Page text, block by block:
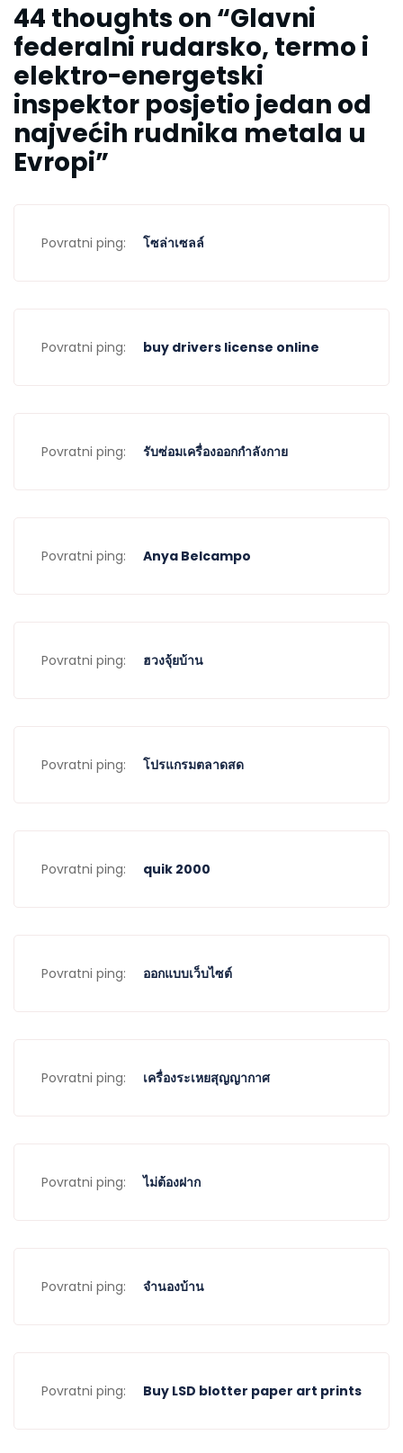
44 thoughts on “Glavni
federalni rudarsko, termo i
elektro-energetski
inspektor posjetio jedan od
najvećih rudnika metala u
Evropi”
Povratni ping: โซล่าเซลล์
Povratni ping: buy drivers license online
Povratni ping: รับซ่อมเครื่องออกกำลังกาย
Povratni ping: Anya Belcampo
Povratni ping: ฮวงจุ้ยบ้าน
Povratni ping: โปรแกรมตลาดสด
Povratni ping: quik 2000
Povratni ping: ออกแบบเว็บไซต์
Povratni ping: เครื่องระเหยสุญญากาศ
Povratni ping: ไม่ต้องฝาก
Povratni ping: จำนองบ้าน
Povratni ping: Buy LSD blotter paper art prints